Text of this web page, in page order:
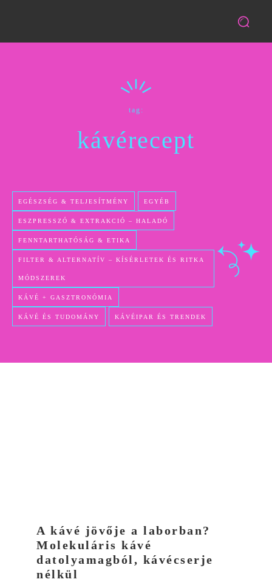
tag:
kávérecept
EGÉSZSÉG & TELJESÍTMÉNY EGYÉB
ESZPRESSZÓ & EXTRAKCIÓ – HALADÓ
FENNTARTHATÓSÁG & ETIKA
FILTER & ALTERNATÍV – KÍSÉRLETEK ÉS RITKA
MÓDSZEREK
KÁVÉ + GASZTRONÓMIA
KÁVÉ ÉS TUDOMÁNY KÁVÉIPAR ÉS TRENDEK
A kávé jövője a laborban?
Molekuláris kávé
datolyamagból, kávécserje
nélkül